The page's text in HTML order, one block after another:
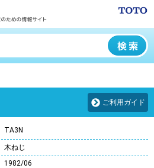
ご利用ガイド
TA3N
木ねじ
1982/06